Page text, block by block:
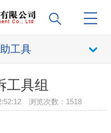
工具
工具组
浏览次数： 1518